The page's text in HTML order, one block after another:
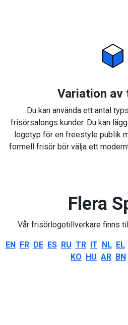
Variation av
Du kan använda ett antal
frisörsalongs kunder. Du kan
logotyp för en freestyle publik
formell frisör bör välja ett
Flera
Vår frisörlogotillverkare finns
EN FR DE ES RU TR IT NL EL
KO HU AR BN